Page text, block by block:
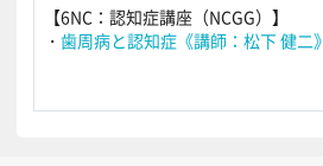
【6NC：認知症講座（NCGG）】
・ 歯周病と認知症《講師：松下 健二》